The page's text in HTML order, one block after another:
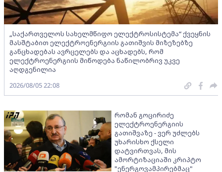
„საქართველოს სახელმწიფო ელექტროსისტემა“ ქვეყნის
მასშტაბით ელექტროენერგიის გათიშვის მიზეზებზე
განცხადებას ავრცელებს და აცხადებს, რომ
ელექტროენერგიის მიწოდება ნაწილობრივ უკვე
აღდგენილია
2026/08/05 22:08
რომან გოცირიძე
ელექტროენერგიის
გათიშვაზე - ვერ უძლებს
უხარისხო ქსელი
დატვირთვას, მის
ამორტიზაციაში კრიპტო
"ენერგოვამპირებმაც"